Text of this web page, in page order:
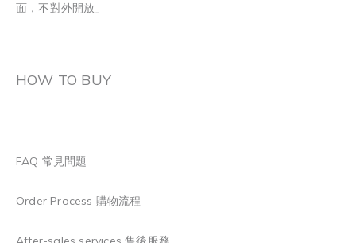
面，不對外開放」
HOW TO BUY
FAQ 常見問題
Order Process 購物流程